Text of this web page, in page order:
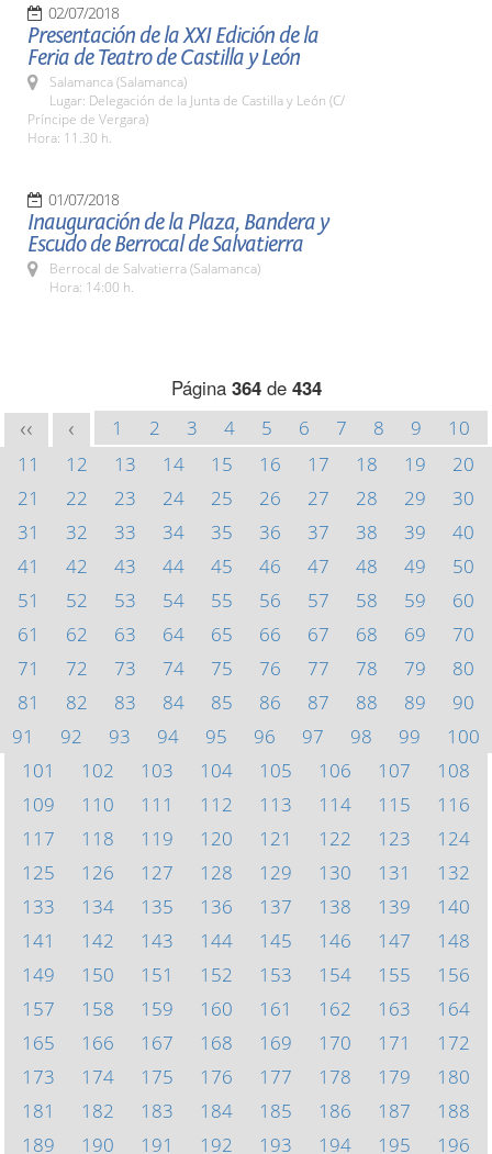
02/07/2018
Presentación de la XXI Edición de la
Feria de Teatro de Castilla y León
Salamanca (Salamanca)
Lugar: Delegación de la Junta de Castilla y León (C/
Príncipe de Vergara)
Hora: 11.30 h.
01/07/2018
Inauguración de la Plaza, Bandera y
Escudo de Berrocal de Salvatierra
Berrocal de Salvatierra (Salamanca)
Hora: 14:00 h.
Página 364de 434
<< < 1 2 3 4 5 6 7 8 9
10
11
12 13 14 15 16 17 18 19
20
21
22 23 24 25 26 27 28 29
30
31
32 33 34 35 36 37 38 39
40
41
42 43 44 45 46 47 48 49
50
51
52 53 54 55 56 57 58 59
60
61
62 63 64 65 66 67 68 69
70
71
72 73 74 75 76 77 78 79
80
81
82 83 84 85 86 87 88 89
90
91
92 93 94 95 96 97 98 99
100
101
102 103 104 105 106 107
108
109
110 111 112 113 114 115
116
117
118 119 120 121 122 123
124
125
126 127 128 129 130 131
132
133
134 135 136 137 138 139
140
141
142 143 144 145 146 147
148
149
150 151 152 153 154 155
156
157
158 159 160 161 162 163
164
165
166 167 168 169 170 171
172
173
174 175 176 177 178 179
180
181
182 183 184 185 186 187
188
189
190 191 192 193 194 195
196